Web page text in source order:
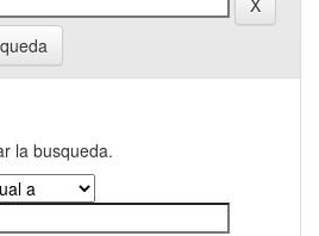
la busqueda.